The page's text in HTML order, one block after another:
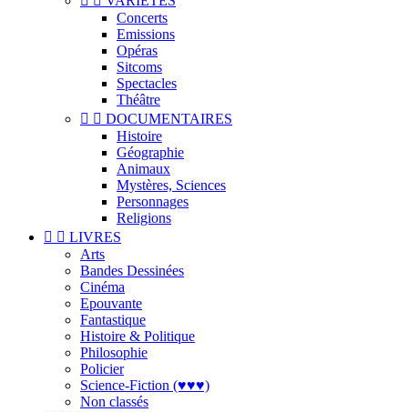
Concerts
Emissions
Opéras
Sitcoms
Spectacles
Théâtre
  DOCUMENTAIRES
Histoire
Géographie
Animaux
Mystères, Sciences
Personnages
Religions
  LIVRES
Arts
Bandes Dessinées
Cinéma
Epouvante
Fantastique
Histoire & Politique
Philosophie
Policier
Science-Fiction (♥♥♥)
Non classés